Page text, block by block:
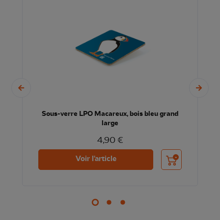
Sous-verre LPO Macareux, bois bleu grand
large
4,90 €
Voir l'article Ajouter au panier